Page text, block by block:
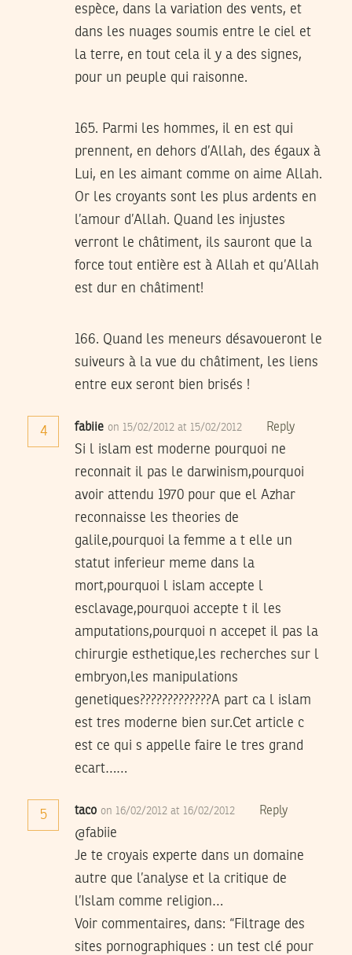
espèce, dans la variation des vents, et
dans les nuages soumis entre le ciel et
la terre, en tout cela il y a des signes,
pour un peuple qui raisonne.
165. Parmi les hommes, il en est qui
prennent, en dehors d’Allah, des égaux à
Lui, en les aimant comme on aime Allah.
Or les croyants sont les plus ardents en
l’amour d’Allah. Quand les injustes
verront le châtiment, ils sauront que la
force tout entière est à Allah et qu’Allah
est dur en châtiment!
166. Quand les meneurs désavoueront le
suiveurs à la vue du châtiment, les liens
entre eux seront bien brisés !
4 fabiie on 15/02/2012 at 15/02/2012 Reply
Si l islam est moderne pourquoi ne
reconnait il pas le darwinism,pourquoi
avoir attendu 1970 pour que el Azhar
reconnaisse les theories de
galile,pourquoi la femme a t elle un
statut inferieur meme dans la
mort,pourquoi l islam accepte l
esclavage,pourquoi accepte t il les
amputations,pourquoi n accepet il pas la
chirurgie esthetique,les recherches sur l
embryon,les manipulations
genetiques?????????????A part ca l islam
est tres moderne bien sur.Cet article c
est ce qui s appelle faire le tres grand
ecart……
5 taco on 16/02/2012 at 16/02/2012 Reply
@fabiie
Je te croyais experte dans un domaine
autre que l’analyse et la critique de
l’Islam comme religion…
Voir commentaires, dans: “Filtrage des
sites pornographiques : un test clé pour